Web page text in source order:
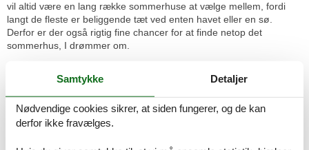
vil altid være en lang række sommerhuse at vælge mellem, fordi
langt de fleste er beliggende tæt ved enten havet eller en sø.
Derfor er der også rigtig fine chancer for at finde netop det
sommerhus, I drømmer om.
koble af. Brug tiden på at spille spil, læse en bog eller gå på
opdagelse i lokalområdet. Nu har I endelig en pause fra vasketøjet,
støvsugeren og hækkeklipperen. Nyd den i det sommerhus I
bestemmer jer for at booke.
Samtykke Detaljer
Nødvendige cookies sikrer, at siden fungerer, og de kan
derfor ikke fravælges.